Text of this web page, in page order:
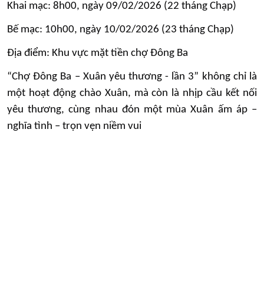
Khai mạc: 8h00, ngày 09/02/2026 (22 tháng Chạp)
Bế mạc: 10h00, ngày 10/02/2026 (23 tháng Chạp)
Địa điểm: Khu vực mặt tiền chợ Đông Ba
“Chợ Đông Ba – Xuân yêu thương - lần 3” không chỉ là
một hoạt động chào Xuân, mà còn là nhịp cầu kết nối
yêu thương, cùng nhau đón một mùa Xuân ấm áp –
nghĩa tình – trọn vẹn niềm vui